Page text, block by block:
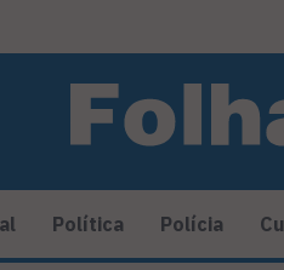
Política Polícia